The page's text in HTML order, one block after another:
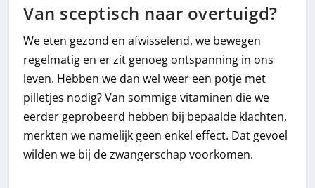
Van sceptisch naar overtuigd?
We eten gezond en afwisselend, we bewegen
regelmatig en er zit genoeg ontspanning in ons
leven. Hebben we dan wel weer een potje met
pilletjes nodig? Van sommige vitaminen die we
eerder geprobeerd hebben bij bepaalde klachten,
merkten we namelijk geen enkel effect. Dat gevoel
wilden we bij de zwangerschap voorkomen.